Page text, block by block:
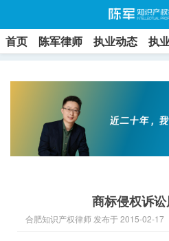
首页 陈军律师 执业动态 执
商标侵权诉
合肥知识产权律师 发布于 2015-02-17